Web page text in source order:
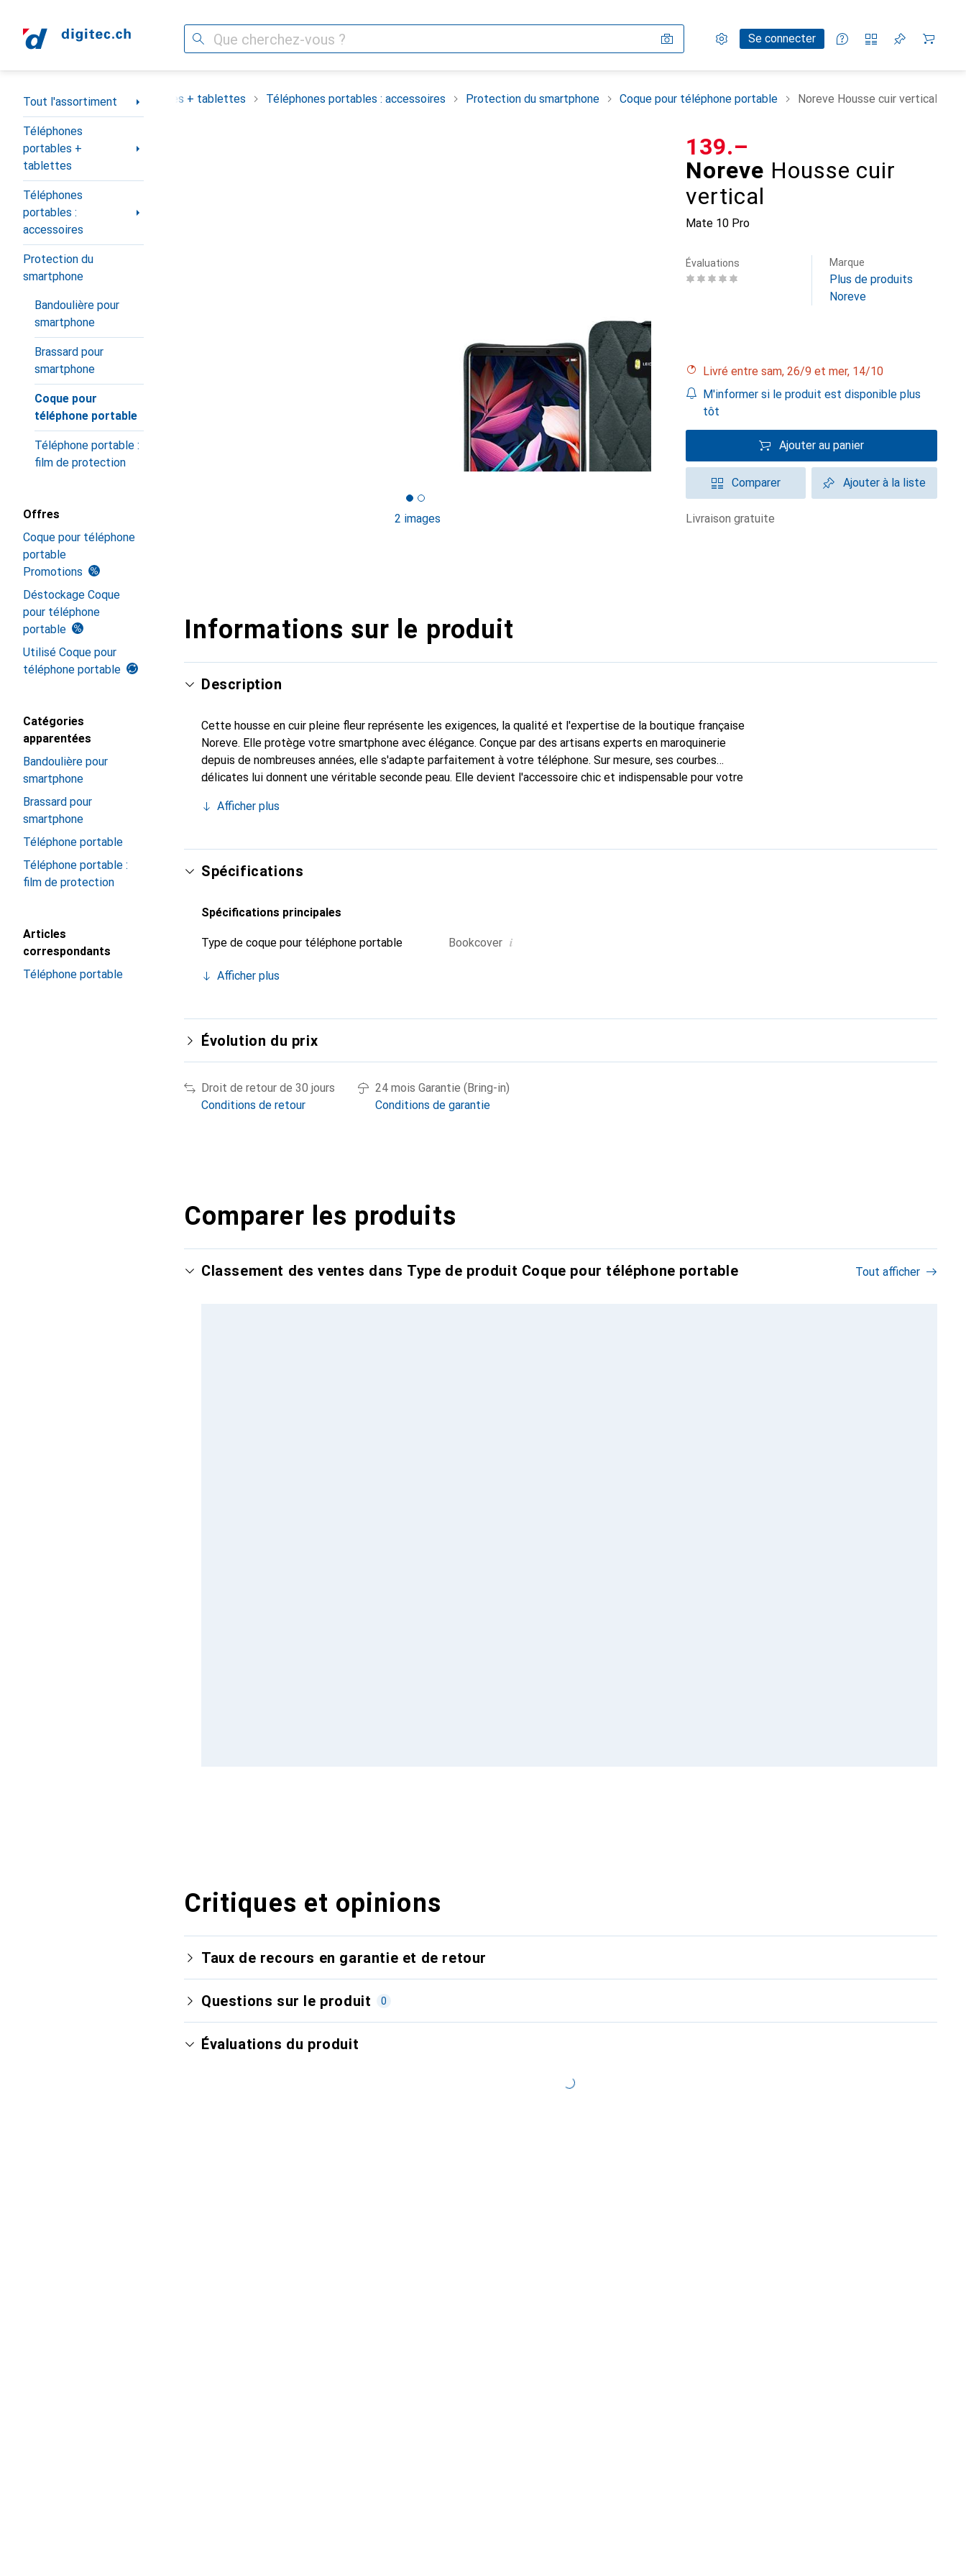
Recherche Paramètres
Compte clientSe connecter
Listes de comparaison
Listes d'envies
Panier
Navigation par catégorie
Tout l'assortiment
Téléphones
portables +
tablettes
Téléphones
portables :
accessoires
Protection du
smartphone
Bandoulière pour
smartphone
Brassard pour
smartphone
Coque pour
téléphone portable
Téléphone portable :
film de protection
Offres
Coque pour téléphone
portable
Promotions
Déstockage Coque
pour téléphone
portable
Utilisé Coque pour
téléphone portable
Catégories
apparentées
Bandoulière pour
smartphone
Brassard pour
smartphone
Téléphone portable
Téléphone portable :
film de protection
Articles
correspondants
Téléphone portable
Téléphones portables + tablettes Téléphones portables : accessoires Protection du smartphone Coque pour téléphone portable Noreve Housse cuir vertical
2 images
Noreve Housse cuir
vertical
Mate 10 Pro
CHF
139.–
Évaluations Marque
Plus de produits
Noreve
Livré entre sam, 26/9 et mer, 14/10
M'informer si le produit est disponible plus
tôt
Ajouter au panier
Comparer Ajouter à la liste
livraison gratuite
Informations sur le produit
Description
Cette housse en cuir pleine fleur représente les exigences, la qualité et l'expertise de la boutique française
Noreve. Elle protège votre smartphone avec élégance. Conçue par des artisans experts en maroquinerie
depuis de nombreuses années, elle s'adapte parfaitement à votre téléphone. Sur mesure, ses courbes
délicates lui donnent une véritable seconde peau. Elle devient l'accessoire chic et indispensable pour votre
choix sûr pour une clientèle exigeante.
Afficher plus
Spécifications
Spécifications principales
Type de coque pour téléphone portable Bookcover i
Afficher plus
Évolution du prix
Droit de retour de 30 jours
Conditions de retour
24 mois Garantie (Bring-in)
Conditions de garantie
Comparer les produits
Classement des ventes dans Type de produit Coque pour téléphone portable Tout afficher
Critiques et opinions
Taux de recours en garantie et de retour
Questions sur le produit 0
Évaluations du produit